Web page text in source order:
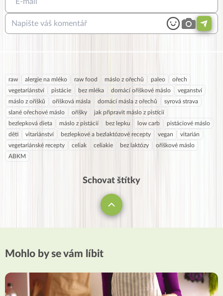
raw alergie na mléko raw food máslo z ořechů paleo
ořech
vegetariánství
pistácie bez mléka domácí oříškové máslo
veganství
máslo z oříšků
oříšková másla domácí másla z ořechů
syrová strava
slané ořechové máslo
oříšky
jak připravit máslo z pistícií
bezlepková dieta
máslo z pistácií bez lepku low carb
pistáciové máslo
děti
vitariánství bezlepkové a bezlaktózové recepty vegan
vitarián
vegetariánské recepty
celiak celiakie bez laktózy
oříškové máslo
ABKM
Schovat štítky
Mohlo by se vám líbit